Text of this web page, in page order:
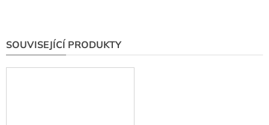
SOUVISEJÍCÍ PRODUKTY